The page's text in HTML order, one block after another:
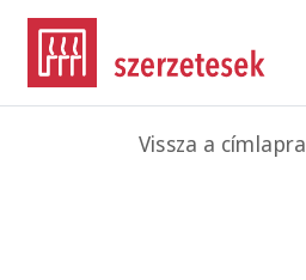
Ugrás a tartalomra
Morzsa
Vissza a címlapra